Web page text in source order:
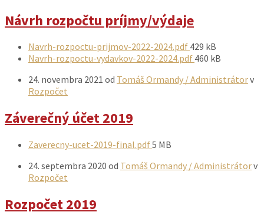
Návrh rozpočtu príjmy/výdaje
PrílohyNavrh-rozpoctu-prijmov-2022-2024.pdf Veľkosť
súboru:
429 kB
Navrh-rozpoctu-vydavkov-2022-2024.pdf Veľkosť
460 kB
24. novembra 2021 od Tomáš Ormandy / Administrátorv
Rozpočet
Záverečný účet 2019
PrílohyZaverecny-ucet-2019-final.pdfVeľkosť
5 MB
24. septembra 2020 od Tomáš Ormandy / Administrátorv
Rozpočet
Rozpočet 2019